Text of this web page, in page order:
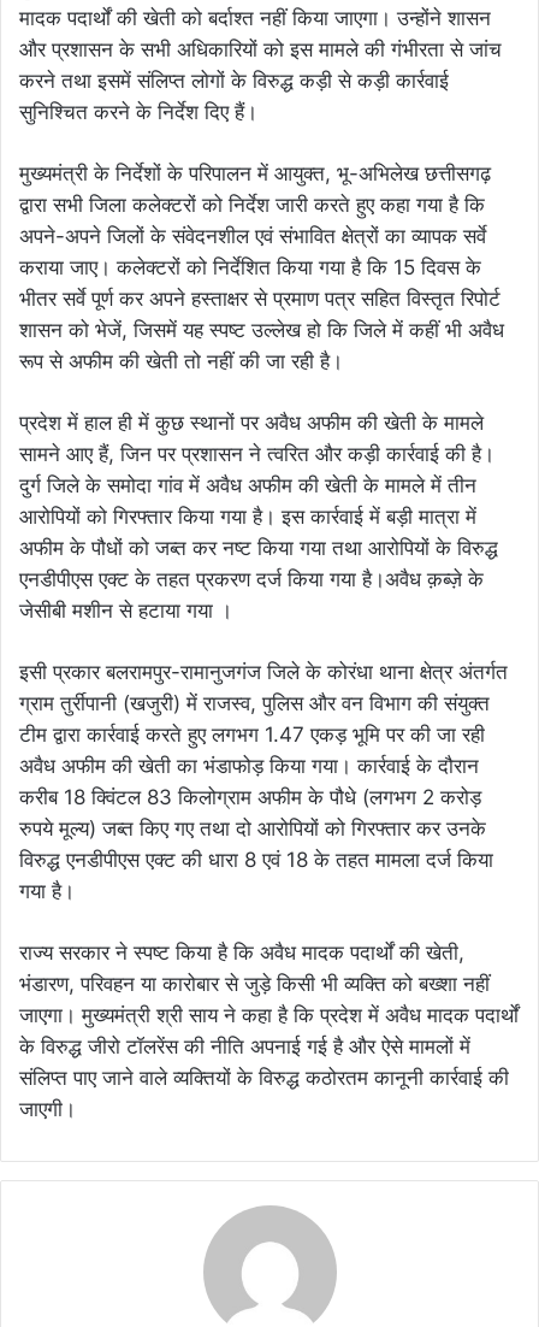
मादक पदार्थों की खेती को बर्दाश्त नहीं किया जाएगा। उन्होंने शासन
और प्रशासन के सभी अधिकारियों को इस मामले की गंभीरता से जांच
करने तथा इसमें संलिप्त लोगों के विरुद्ध कड़ी से कड़ी कार्रवाई
सुनिश्चित करने के निर्देश दिए हैं।
मुख्यमंत्री के निर्देशों के परिपालन में आयुक्त, भू-अभिलेख छत्तीसगढ़
द्वारा सभी जिला कलेक्टरों को निर्देश जारी करते हुए कहा गया है कि
अपने-अपने जिलों के संवेदनशील एवं संभावित क्षेत्रों का व्यापक सर्वे
कराया जाए। कलेक्टरों को निर्देशित किया गया है कि 15 दिवस के
भीतर सर्वे पूर्ण कर अपने हस्ताक्षर से प्रमाण पत्र सहित विस्तृत रिपोर्ट
शासन को भेजें, जिसमें यह स्पष्ट उल्लेख हो कि जिले में कहीं भी अवैध
रूप से अफीम की खेती तो नहीं की जा रही है।
प्रदेश में हाल ही में कुछ स्थानों पर अवैध अफीम की खेती के मामले
सामने आए हैं, जिन पर प्रशासन ने त्वरित और कड़ी कार्रवाई की है।
दुर्ग जिले के समोदा गांव में अवैध अफीम की खेती के मामले में तीन
आरोपियों को गिरफ्तार किया गया है। इस कार्रवाई में बड़ी मात्रा में
अफीम के पौधों को जब्त कर नष्ट किया गया तथा आरोपियों के विरुद्ध
एनडीपीएस एक्ट के तहत प्रकरण दर्ज किया गया है।अवैध क़ब्ज़े के
जेसीबी मशीन से हटाया गया ।
इसी प्रकार बलरामपुर-रामानुजगंज जिले के कोरंधा थाना क्षेत्र अंतर्गत
ग्राम तुर्रीपानी (खजुरी) में राजस्व, पुलिस और वन विभाग की संयुक्त
टीम द्वारा कार्रवाई करते हुए लगभग 1.47 एकड़ भूमि पर की जा रही
अवैध अफीम की खेती का भंडाफोड़ किया गया। कार्रवाई के दौरान
करीब 18 क्विंटल 83 किलोग्राम अफीम के पौधे (लगभग 2 करोड़
रुपये मूल्य) जब्त किए गए तथा दो आरोपियों को गिरफ्तार कर उनके
विरुद्ध एनडीपीएस एक्ट की धारा 8 एवं 18 के तहत मामला दर्ज किया
गया है।
राज्य सरकार ने स्पष्ट किया है कि अवैध मादक पदार्थों की खेती,
भंडारण, परिवहन या कारोबार से जुड़े किसी भी व्यक्ति को बख्शा नहीं
जाएगा। मुख्यमंत्री श्री साय ने कहा है कि प्रदेश में अवैध मादक पदार्थों
के विरुद्ध जीरो टॉलरेंस की नीति अपनाई गई है और ऐसे मामलों में
संलिप्त पाए जाने वाले व्यक्तियों के विरुद्ध कठोरतम कानूनी कार्रवाई की
जाएगी।